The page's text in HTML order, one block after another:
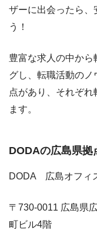
ザーに出会ったら、
う！
豊富な求人の中か
グし、転職活動の
点があり、それぞ
ます。
DODAの広島県拠
DODA 広島オフィ
〒730-0011 広島県
町ビル4階